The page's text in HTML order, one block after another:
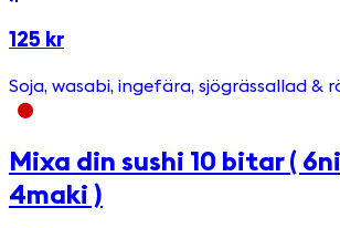
125 kr
Soja, wasabi, ingefära, sjögrässallad &
Mixa din sushi 10 bitar (
4maki )